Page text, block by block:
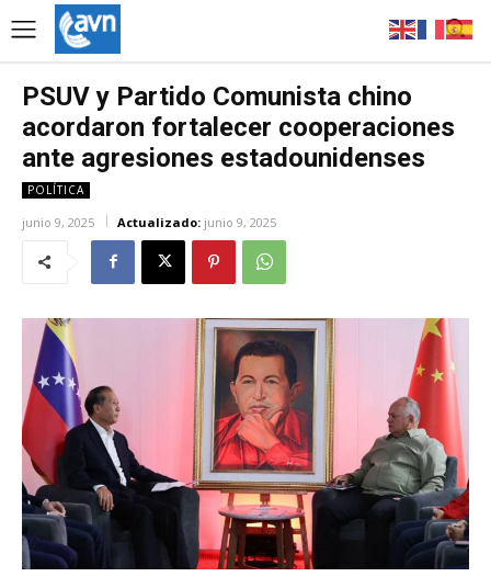
PSUV y Partido Comunista chino
acordaron fortalecer cooperaciones
ante agresiones estadounidenses
POLÍTICA
junio 9, 2025 Actualizado: junio 9, 2025